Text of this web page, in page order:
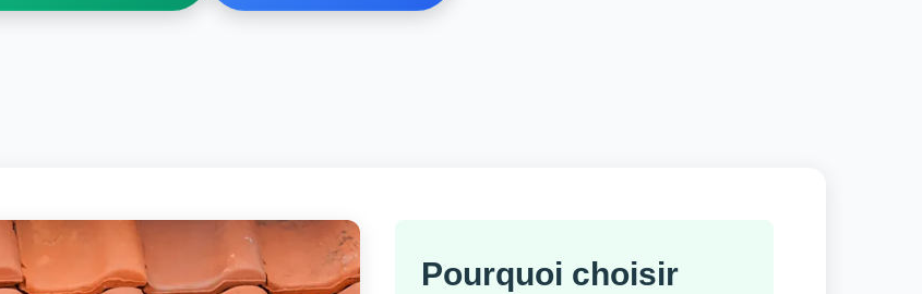
Pourquoi choisir